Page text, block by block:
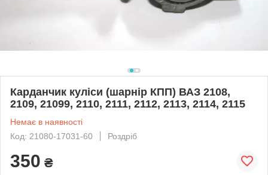
Карданчик куліси (шарнір КПП) ВАЗ 2108,
2109, 21099, 2110, 2111, 2112, 2113, 2114, 2115
Немає в наявності
Код: 21080-17031-60
Роздріб
350 ₴